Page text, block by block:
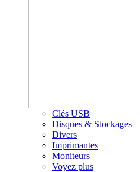
Clés USB
Disques & Stockages
Divers
Imprimantes
Moniteurs
Voyez plus